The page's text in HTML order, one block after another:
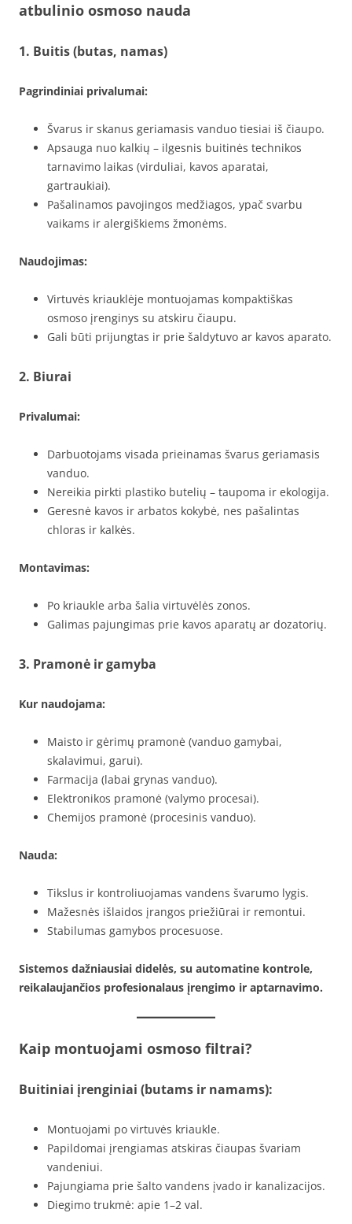
atbulinio osmoso nauda
1. Buitis (butas, namas)
Pagrindiniai privalumai:
Švarus ir skanus geriamasis vanduo tiesiai iš čiaupo.
Apsauga nuo kalkių – ilgesnis buitinės technikos
tarnavimo laikas (virduliai, kavos aparatai,
gartraukiai).
Pašalinamos pavojingos medžiagos, ypač svarbu
vaikams ir alergiškiems žmonėms.
Naudojimas:
Virtuvės kriauklėje montuojamas kompaktiškas
osmoso įrenginys su atskiru čiaupu.
Gali būti prijungtas ir prie šaldytuvo ar kavos aparato.
2. Biurai
Privalumai:
Darbuotojams visada prieinamas švarus geriamasis
vanduo.
Nereikia pirkti plastiko butelių – taupoma ir ekologija.
Geresnė kavos ir arbatos kokybė, nes pašalintas
chloras ir kalkės.
Montavimas:
Po kriaukle arba šalia virtuvėlės zonos.
Galimas pajungimas prie kavos aparatų ar dozatorių.
3. Pramonė ir gamyba
Kur naudojama:
Maisto ir gėrimų pramonė (vanduo gamybai,
skalavimui, garui).
Farmacija (labai grynas vanduo).
Elektronikos pramonė (valymo procesai).
Chemijos pramonė (procesinis vanduo).
Nauda:
Tikslus ir kontroliuojamas vandens švarumo lygis.
Mažesnės išlaidos įrangos priežiūrai ir remontui.
Stabilumas gamybos procesuose.
Sistemos dažniausiai didelės, su automatine kontrole,
reikalaujančios profesionalaus įrengimo ir aptarnavimo.
Kaip montuojami osmoso filtrai?
Buitiniai įrenginiai (butams ir namams):
Montuojami po virtuvės kriaukle.
Papildomai įrengiamas atskiras čiaupas švariam
vandeniui.
Pajungiama prie šalto vandens įvado ir kanalizacijos.
Diegimo trukmė: apie 1–2 val.